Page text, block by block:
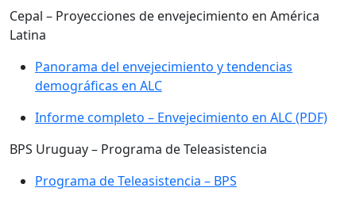
Cepal – Proyecciones de envejecimiento en América
Latina
Panorama del envejecimiento y tendencias
demográficas en ALC
Informe completo – Envejecimiento en ALC (PDF)
BPS Uruguay – Programa de Teleasistencia
Programa de Teleasistencia – BPS